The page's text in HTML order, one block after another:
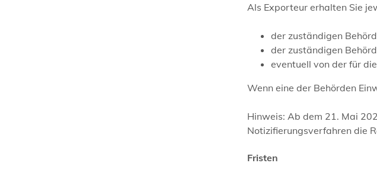
Als Exporteur erhalten Sie
der zuständigen
der zuständigen
eventuell von der für
Wenn eine der Behörden
Hinweis: Ab dem 21. Mai
Notizifierungsverfahren die
Fristen